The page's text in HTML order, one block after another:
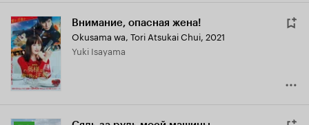
Внимание, опасная жена!
Okusama wa, Tori Atsukai Chui, 2021
Yuki Isayama